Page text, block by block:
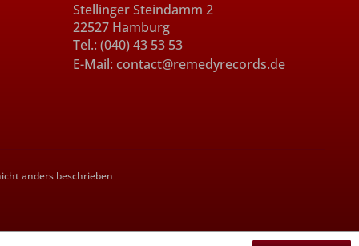
Stellinger Steindamm 2
22527 Hamburg
Tel.: (040) 43 53 53
E-Mail: contact@remedyrecords.de
anders beschrieben